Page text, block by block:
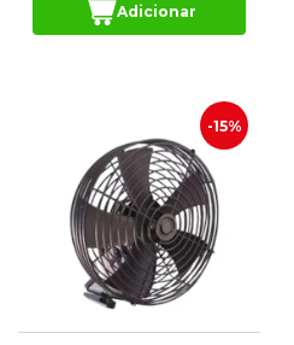
Adicionar
-15%